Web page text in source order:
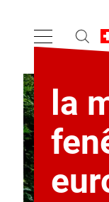
la